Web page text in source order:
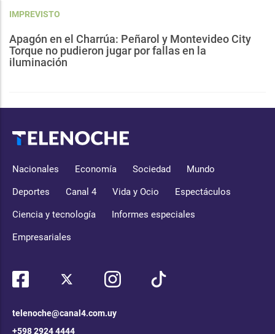
IMPREVISTO
Apagón en el Charrúa: Peñarol y Montevideo City
Torque no pudieron jugar por fallas en la
iluminación
Nacionales Economía Sociedad Mundo
Deportes Canal 4 Vida y Ocio Espectáculos
Ciencia y tecnología Informes especiales
Empresariales
telenoche@canal4.com.uy
+598 2924 4444